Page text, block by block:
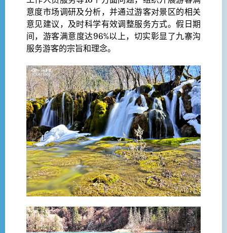
意度市场调研及分析，并通过游客对景区的相关
意见建议，及时科学有效调整服务方式。假日期
间，游客满意度达96%以上，切实彰显了九寨沟
服务游客的宗旨和理念。